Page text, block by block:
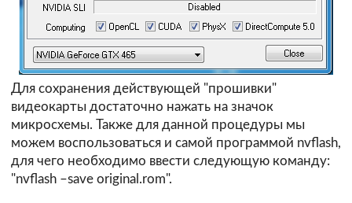
Для сохранения действующей "прошивки"
видеокарты достаточно нажать на значок
микросхемы. Также для данной процедуры мы
можем воспользоваться и самой программой nvflash,
для чего необходимо ввести следующую команду:
"nvflash –save original.rom".